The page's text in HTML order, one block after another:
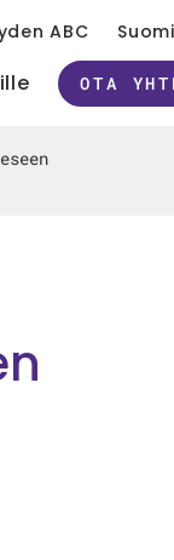
ABC Suomi
OTA